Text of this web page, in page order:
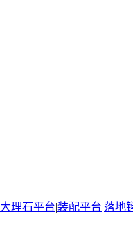
大理石平台|装配平台|落地